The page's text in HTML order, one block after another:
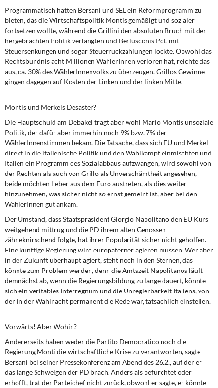
Programmatisch hatten Bersani und SEL ein Reformprogramm zu
bieten, das die Wirtschaftspolitik Montis gemäßigt und sozialer
fortsetzen wollte, während die Grillini den absoluten Bruch mit der
hergebrachten Politik verlangten und Berlusconis PdL mit
Steuersenkungen und sogar Steuerrückzahlungen lockte. Obwohl das
Rechtsbündnis acht Millionen WählerInnen verloren hat, reichte das
aus, ca. 30% des WählerInnenvolks zu überzeugen. Grillos Gewinne
gingen dagegen auf Kosten der Linken und der linken Mitte.
Montis und Merkels Desaster?
Die Hauptschuld am Debakel trägt aber wohl Mario Montis unsoziale
Politik, der dafür aber immerhin noch 9% bzw. 7% der
WählerInnenstimmen bekam. Die Tatsache, dass sich EU und Merkel
direkt in die italienische Politik und den Wahlkampf einmischten und
Italien ein Programm des Sozialabbaus aufzwangen, wird sowohl von
der Rechten als auch von Grillo als Unverschämtheit angesehen,
beide möchten lieber aus dem Euro austreten, als dies weiter
hinzunehmen, was sicher nicht so ernst gemeint ist, aber bei den
WählerInnen gut ankam.
Der Umstand, dass StaatspräsidentGiorgio Napolitano den EU Kurs
weitgehend mittrug und die PD ihrem alten Genossen
zähneknirschend folgte, hat ihrer Popularität sicher nicht geholfen.
Eine künftige Regierung wird europaferner agieren müssen. Wer aber
in der Zukunft überhaupt agiert, steht noch in den Sternen, das
könnte zum Problem werden, denn die Amtszeit Napolitanos läuft
demnächst ab, wenn die Regierungsbildung zu lange dauert, könnte
sich ein veritables Interregnum und die Unregierbarkeit Italiens, von
der in der Wahlnacht permanent die Rede war, tatsächlich einstellen.
Vorwärts! Aber Wohin?
Andererseits haben weder die Partito Democratico noch die
Regierung Monti die wirtschaftliche Krise zu verantworten, sagte
Bersani bei seiner Pressekonferenz am Abend des 26.2., auf der er
das lange Schweigen der PD brach. Anders als befürchtet oder
erhofft, trat der Parteichef nicht zurück, obwohl er sagte, er könnte